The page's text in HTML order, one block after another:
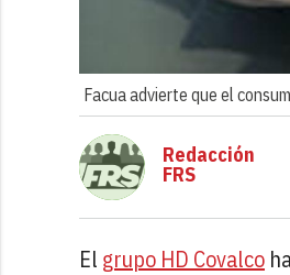
Facua advierte que el
Redacción
FRS
El grupo HD Covalco